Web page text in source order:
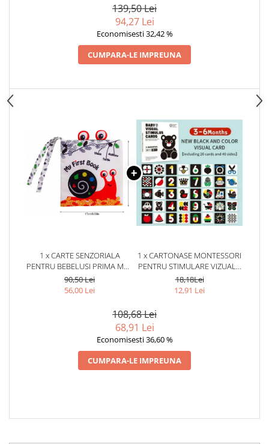
139,50 Lei
94,27 Lei
Economisesti 32,42 %
CUMPARA-LE IMPREUNA
1 x CARTE SENZORIALA
PENTRU BEBELUSI PRIMA MEA
CARTE
90,50 Lei
56,00 Lei
1 x CARTONASE MONTESSORI
PENTRU STIMULARE VIZUALA
- SET EDUCATIV PENTRU
BEBELUSI 3-6 LUNI
18,18Lei
12,91 Lei
108,68 Lei
68,91 Lei
Economisesti 36,60 %
CUMPARA-LE IMPREUNA